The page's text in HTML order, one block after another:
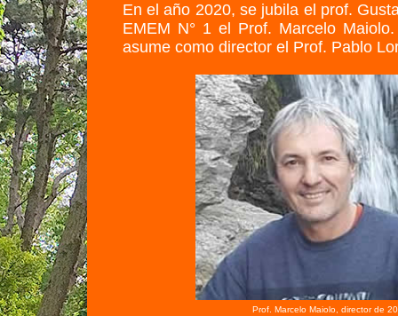
En el año 2020, se jubila el prof.
EMEM N° 1 el Prof. Marcelo
asume como director el Prof. Pablo
Prof. Marcelo Maiolo, director de